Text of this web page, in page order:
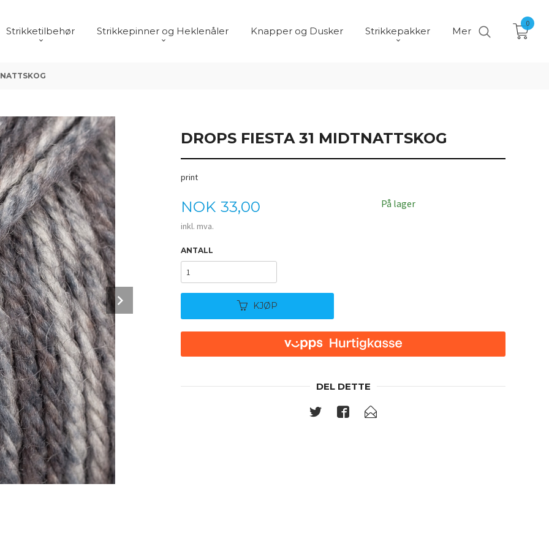
Strikketilbehør Strikkepinner og Heklenåler Knapper og Dusker Strikkepakker Mer
0
DROPS FIESTA 31 MIDTNATTSKOG
print
Pris
NOK 33,00
inkl. mva.
På lager
ANTALL
KJØP
DEL DETTE